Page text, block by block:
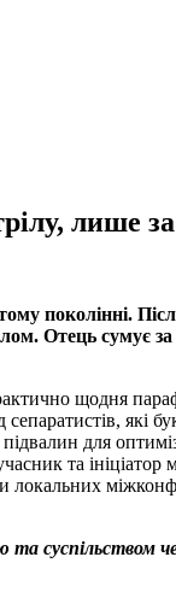
лише
поколінні.
Отець
щодня
для
та
локальних